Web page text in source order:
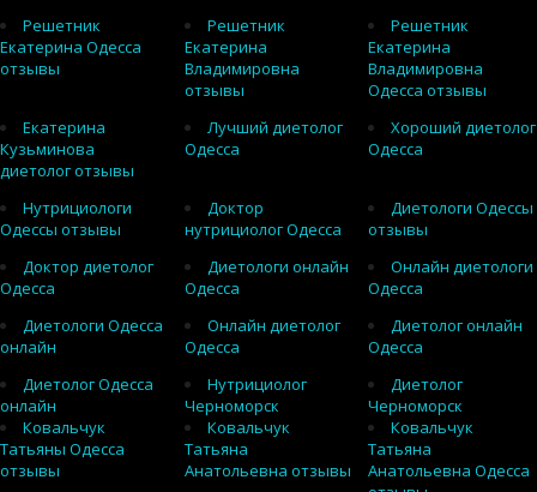
Решетник
Екатерина Одесса
отзывы
Решетник
Екатерина
Владимировна
отзывы
Решетник
Екатерина
Владимировна
Одесса отзывы
Екатерина
Кузьминова
диетолог отзывы
Лучший диетолог
Одесса
Хороший диетолог
Одесса
Нутрициологи
Одессы отзывы
Доктор
нутрициолог Одесса
Диетологи Одессы
отзывы
Доктор диетолог
Одесса
Диетологи онлайн
Одесса
Онлайн диетологи
Одесса
Диетологи Одесса
онлайн
Онлайн диетолог
Одесса
Диетолог онлайн
Одесса
Диетолог Одесса
онлайн
Нутрициолог
Черноморск
Диетолог
Черноморск
Ковальчук
Татьяны Одесса
отзывы
Ковальчук
Татьяна
Анатольевна отзывы
Ковальчук
Татьяна
Анатольевна Одесса